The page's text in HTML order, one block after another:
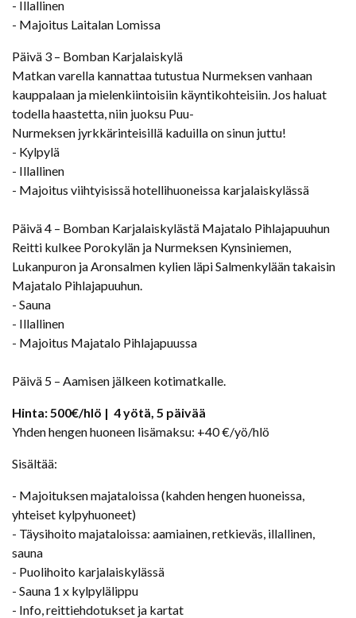
- Illallinen
- Majoitus Laitalan Lomissa
Päivä 3 – Bomban Karjalaiskylä
Matkan varella kannattaa tutustua Nurmeksen vanhaan
kauppalaan ja mielenkiintoisiin käyntikohteisiin. Jos haluat
todella haastetta, niin juoksu Puu-
Nurmeksen jyrkkärinteisillä kaduilla on sinun juttu!
- Kylpylä
- Illallinen
- Majoitus viihtyisissä hotellihuoneissa karjalaiskylässä
Päivä 4 – Bomban Karjalaiskylästä Majatalo Pihlajapuuhun
Reitti kulkee Porokylän ja Nurmeksen Kynsiniemen,
Lukanpuron ja Aronsalmen kylien läpi Salmenkylään takaisin
Majatalo Pihlajapuuhun.
- Sauna
- Illallinen
- Majoitus Majatalo Pihlajapuussa
Päivä 5 – Aamisen jälkeen kotimatkalle.
Hinta: 500€/hlö | 4 yötä, 5 päivää
Yhden hengen huoneen lisämaksu: +40 €/yö/hlö
Sisältää:
- Majoituksen majataloissa (kahden hengen huoneissa,
yhteiset kylpyhuoneet)
- Täysihoito majataloissa: aamiainen, retkieväs, illallinen,
sauna
- Puolihoito karjalaiskylässä
- Sauna 1 x kylpylälippu
- Info, reittiehdotukset ja kartat